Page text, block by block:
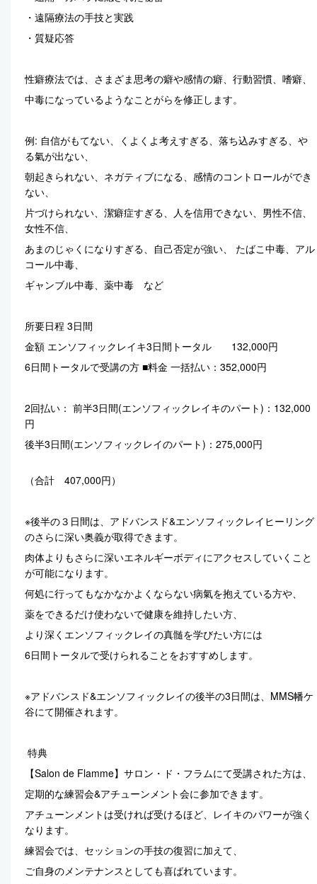
・遠隔療法の手技と実践
・質疑応答
性癖療法では、さまざま思考の癖や感情の癖、行動習慣、嗜癖、
中毒になっているようなことがらを修正します。
例: 自信がもてない、くよくよ考えすぎる、落ち込みすぎる、や
る氣が出ない、
朝起きられない、ネガティブになる、感情のコントロールができ
ない、
片づけられない、潔癖症すぎる、人を信用できない、男性不信、
女性不信、
あまのじゃくになりすぎる、自己否定が強い、 たばこ中毒、アル
コール中毒、
ギャンブル中毒、薬中毒 など
所要日程 3日間
金額 エンソフィックレイキ3日間トータル 132,000円
6日間トータルで受講の方 ■料金 一括払い：352,000円
2回払い： 前半3日間(エンソフィックレイキのパート)：132,000
円
後半3日間(エンソフィックレイのパート)：275,000円
（合計 407,000円）
※後半の３日間は、アドバンスド&エンソフィックレイヒーリング
のさらに深い奥義が取得できます。
肉体よりもさらに深いエネルギーボディにアクセスしていくこと
が可能になります。
何処に行ってもなかなかよくならない病氣を抱えている方や、
薬をできるだけ使わないで健康を維持したい方、
より深くエンソフィックレイの真髄を学びたい方には
6日間トータルで受けられることをおすすめします。
※アドバンスド&エンソフィックレイの後半の3日間は、MMS幡ケ
谷にて開催されます。
特典
【Salon de Flamme】サロン・ド・フラムにて受講された方は、
定期的な練習会&アチューンメント会に参加できます。
アチューンメントは受ければ受けるほど、レイキのパワーが強く
なります。
練習会では、セッションの手技の復習に加えて、
ご自身のメンテナンスとしても喜ばれています。